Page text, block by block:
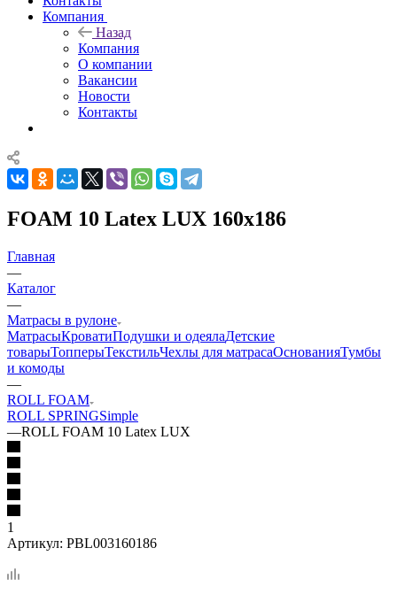
Компания
Назад
Компания
О компании
Вакансии
Новости
Контакты
FOAM 10 Latex LUX 160x186
Главная
—
Каталог
—
Матрасы в рулоне
МатрасыКроватиПодушки и одеялаДетские
товарыТопперыТекстильЧехлы для матрасаОснованияТумбы
и комоды
—
ROLL FOAM
ROLL SPRINGSimple
—ROLL FOAM 10 Latex LUX
1
Артикул: PBL003160186